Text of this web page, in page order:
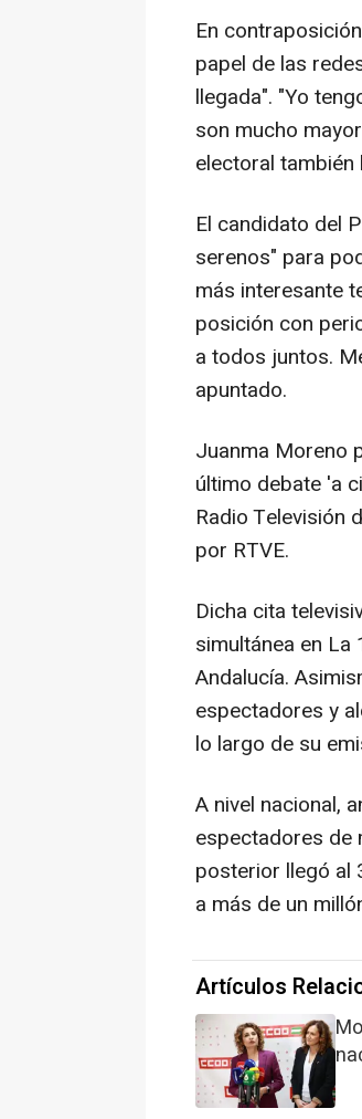
En
papel de las
llegada". "Yo
son mucho
electoral también
El candidato del
serenos" para
más interesante
posición con
a todos juntos.
apuntado.
Juanma Moreno
último debate 'a
Radio Televisión
por RTVE.
Dicha cita
simultánea en La
Andalucía.
espectadores y
lo largo de su
A nivel nacional,
espectadores de
posterior llegó al
a más de un
Artículos